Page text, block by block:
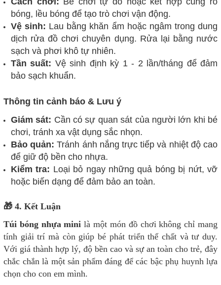
bóng, lều bóng để tạo trò chơi vận động.
Vệ sinh: Lau bằng khăn ẩm hoặc ngâm trong dung
dịch rửa đồ chơi chuyên dụng. Rửa lại bằng nước
sạch và phơi khô tự nhiên.
Tần suất: Vệ sinh định kỳ 1 - 2 lần/tháng để đảm
bảo sạch khuẩn.
Thông tin cảnh báo & Lưu ý
Giám sát: Cần có sự quan sát của người lớn khi bé
chơi, tránh xa vật dụng sắc nhọn.
Bảo quản: Tránh ánh nắng trực tiếp và nhiệt độ cao
để giữ độ bền cho nhựa.
Kiểm tra: Loại bỏ ngay những quả bóng bị nứt, vỡ
hoặc biến dạng để đảm bảo an toàn.
🎁 4. Kết Luận
Túi bóng nhựa mini là một món đồ chơi không chỉ mang
tính giải trí mà còn giúp bé phát triển thể chất và tư duy.
Với giá thành hợp lý, độ bền cao và sự an toàn cho trẻ, đây
chắc chắn là một sản phẩm đáng để các bậc phụ huynh lựa
chọn cho con em mình.